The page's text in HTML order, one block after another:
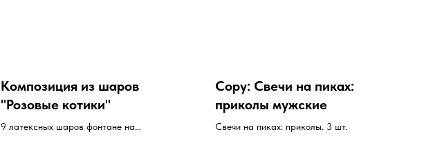
Композиция из шаров
"Розовые котики"
9 латексных шаров фонтане на
Copy: Свечи на пиках:
приколы мужские
Свечи на пиках: приколы. 3 шт.